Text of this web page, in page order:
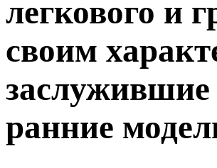
легкового и
своим
ранние